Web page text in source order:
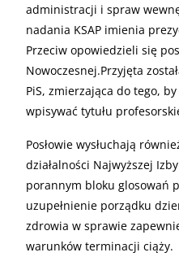
administracji i spraw
nadania KSAP imienia
Przeciw opowiedzieli się
Nowoczesnej.Przyjęta
PiS, zmierzająca do tego,
wpisywać tytułu
Posłowie wysłuchają
działalności Najwyższej
porannym bloku glosowań
uzupełnienie porządku
zdrowia w sprawie
warunków terminacji ciąży.